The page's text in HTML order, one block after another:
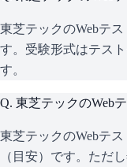
東芝テックのWebテ
す。受験形式はテス
す。
Q. 東芝テックのWeb
東芝テックのWebテ
（目安）です。ただ